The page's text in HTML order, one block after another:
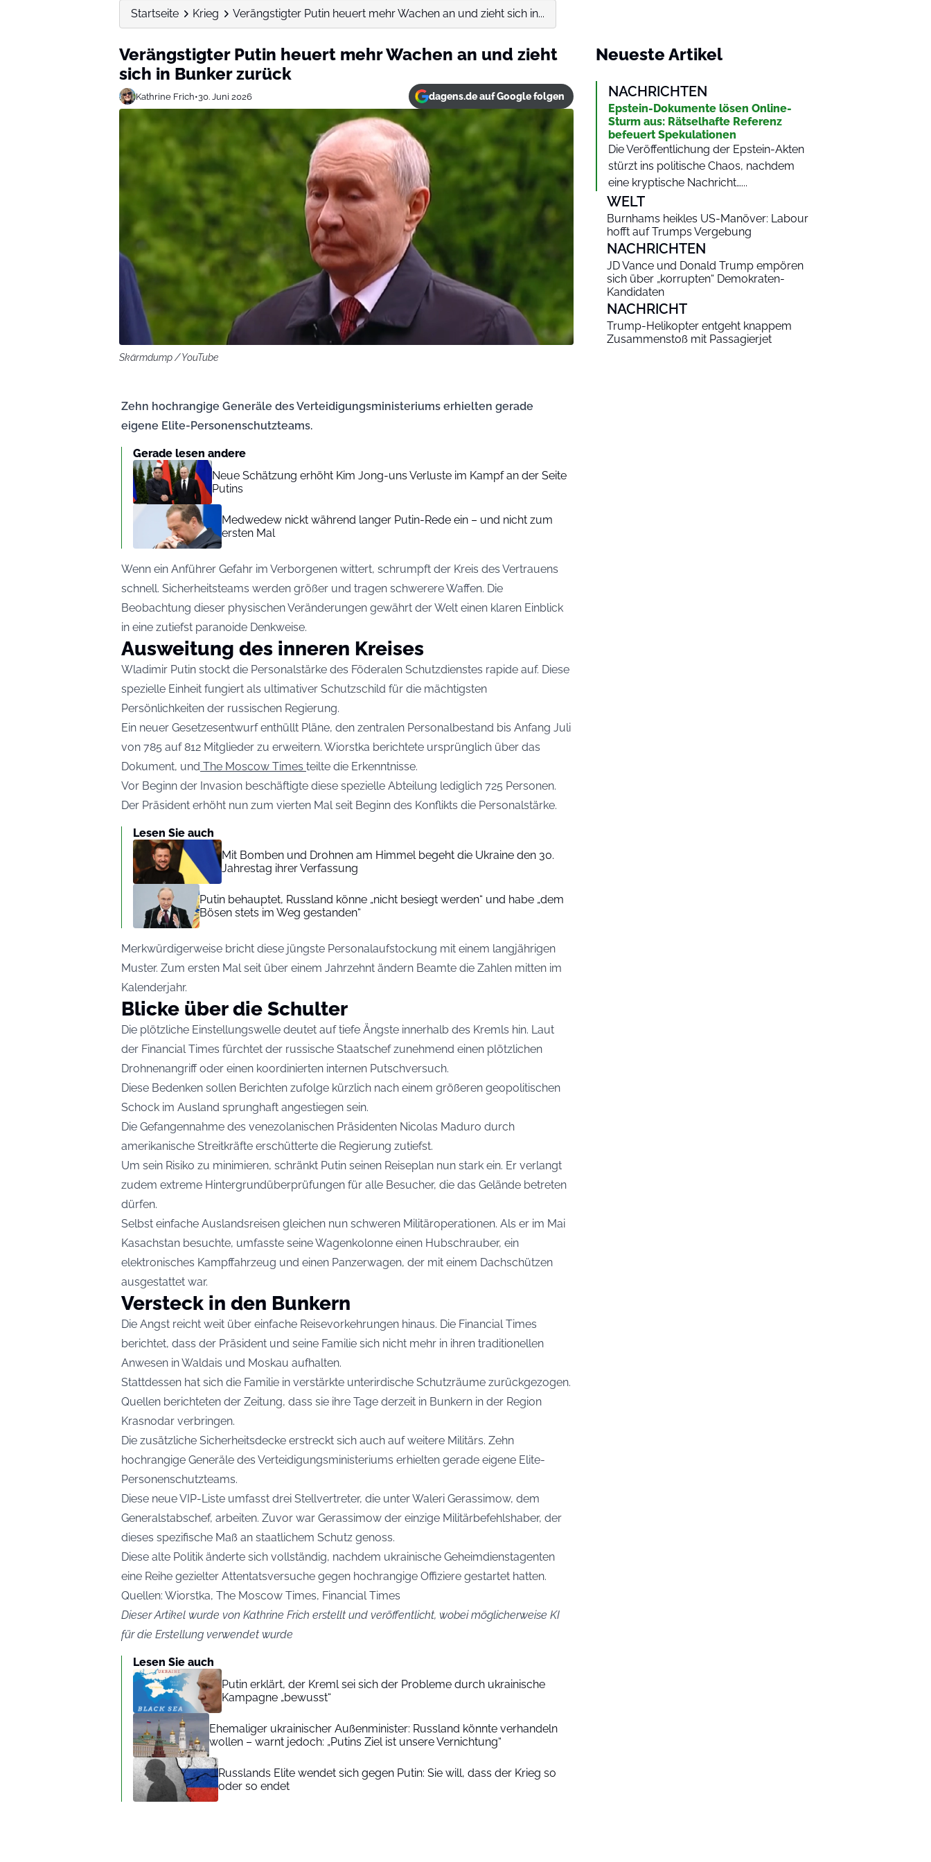
Startseite Krieg Verängstigter Putin heuert mehr Wachen an und zieht sich in...
Verängstigter Putin heuert mehr Wachen an und zieht
sich in Bunker zurück
Kathrine Frich•30. Juni 2026 dagens.de auf Google folgen
Skärmdump / YouTube
Zehn hochrangige Generäle des Verteidigungsministeriums erhielten gerade
eigene Elite-Personenschutzteams.
Gerade lesen andere
Neue Schätzung erhöht Kim Jong-uns Verluste im Kampf an der Seite
Putins
Medwedew nickt während langer Putin-Rede ein – und nicht zum
ersten Mal
Wenn ein Anführer Gefahr im Verborgenen wittert, schrumpft der Kreis des Vertrauens
schnell. Sicherheitsteams werden größer und tragen schwerere Waffen. Die
Beobachtung dieser physischen Veränderungen gewährt der Welt einen klaren Einblick
in eine zutiefst paranoide Denkweise.
Ausweitung des inneren Kreises
Wladimir Putin stockt die Personalstärke des Föderalen Schutzdienstes rapide auf. Diese
spezielle Einheit fungiert als ultimativer Schutzschild für die mächtigsten
Persönlichkeiten der russischen Regierung.
Ein neuer Gesetzesentwurf enthüllt Pläne, den zentralen Personalbestand bis Anfang Juli
von 785 auf 812 Mitglieder zu erweitern. Wiorstka berichtete ursprünglich über das
Dokument, und The Moscow Times teilte die Erkenntnisse.
Vor Beginn der Invasion beschäftigte diese spezielle Abteilung lediglich 725 Personen.
Der Präsident erhöht nun zum vierten Mal seit Beginn des Konflikts die Personalstärke.
Lesen Sie auch
Mit Bomben und Drohnen am Himmel begeht die Ukraine den 30.
Jahrestag ihrer Verfassung
Putin behauptet, Russland könne „nicht besiegt werden“ und habe „dem
Bösen stets im Weg gestanden“
Merkwürdigerweise bricht diese jüngste Personalaufstockung mit einem langjährigen
Muster. Zum ersten Mal seit über einem Jahrzehnt ändern Beamte die Zahlen mitten im
Kalenderjahr.
Blicke über die Schulter
Die plötzliche Einstellungswelle deutet auf tiefe Ängste innerhalb des Kremls hin. Laut
der Financial Times fürchtet der russische Staatschef zunehmend einen plötzlichen
Drohnenangriff oder einen koordinierten internen Putschversuch.
Diese Bedenken sollen Berichten zufolge kürzlich nach einem größeren geopolitischen
Schock im Ausland sprunghaft angestiegen sein.
Die Gefangennahme des venezolanischen Präsidenten Nicolas Maduro durch
amerikanische Streitkräfte erschütterte die Regierung zutiefst.
Um sein Risiko zu minimieren, schränkt Putin seinen Reiseplan nun stark ein. Er verlangt
zudem extreme Hintergrundüberprüfungen für alle Besucher, die das Gelände betreten
dürfen.
Selbst einfache Auslandsreisen gleichen nun schweren Militäroperationen. Als er im Mai
Kasachstan besuchte, umfasste seine Wagenkolonne einen Hubschrauber, ein
elektronisches Kampffahrzeug und einen Panzerwagen, der mit einem Dachschützen
ausgestattet war.
Versteck in den Bunkern
Die Angst reicht weit über einfache Reisevorkehrungen hinaus. Die Financial Times
berichtet, dass der Präsident und seine Familie sich nicht mehr in ihren traditionellen
Anwesen in Waldais und Moskau aufhalten.
Stattdessen hat sich die Familie in verstärkte unterirdische Schutzräume zurückgezogen.
Quellen berichteten der Zeitung, dass sie ihre Tage derzeit in Bunkern in der Region
Krasnodar verbringen.
Die zusätzliche Sicherheitsdecke erstreckt sich auch auf weitere Militärs. Zehn
hochrangige Generäle des Verteidigungsministeriums erhielten gerade eigene Elite-
Personenschutzteams.
Diese neue VIP-Liste umfasst drei Stellvertreter, die unter Waleri Gerassimow, dem
Generalstabschef, arbeiten. Zuvor war Gerassimow der einzige Militärbefehlshaber, der
dieses spezifische Maß an staatlichem Schutz genoss.
Diese alte Politik änderte sich vollständig, nachdem ukrainische Geheimdienstagenten
eine Reihe gezielter Attentatsversuche gegen hochrangige Offiziere gestartet hatten.
Quellen: Wiorstka, The Moscow Times, Financial Times
Dieser Artikel wurde von Kathrine Frich erstellt und veröffentlicht, wobei möglicherweise KI
für die Erstellung verwendet wurde
Lesen Sie auch
Putin erklärt, der Kreml sei sich der Probleme durch ukrainische
Kampagne „bewusst“
Ehemaliger ukrainischer Außenminister: Russland könnte verhandeln
wollen – warnt jedoch: „Putins Ziel ist unsere Vernichtung“
Russlands Elite wendet sich gegen Putin: Sie will, dass der Krieg so
oder so endet
Neueste Artikel
NACHRICHTEN
Epstein-Dokumente lösen Online-
Sturm aus: Rätselhafte Referenz
befeuert Spekulationen
Die Veröffentlichung der Epstein-Akten
stürzt ins politische Chaos, nachdem
eine kryptische Nachricht…...
WELT
Burnhams heikles US-Manöver: Labour
hofft auf Trumps Vergebung
NACHRICHTEN
JD Vance und Donald Trump empören
sich über „korrupten“ Demokraten-
Kandidaten
NACHRICHT
Trump-Helikopter entgeht knappem
Zusammenstoß mit Passagierjet